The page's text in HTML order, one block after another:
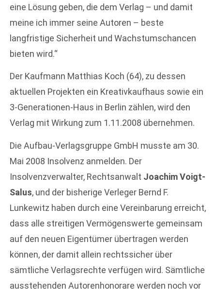
eine Lösung geben, die dem Verlag – und damit
meine ich immer seine Autoren – beste
langfristige Sicherheit und Wachstumschancen
bieten wird.“
Der Kaufmann Matthias Koch (64), zu dessen
aktuellen Projekten ein Kreativkaufhaus sowie ein
3-Generationen-Haus in Berlin zählen, wird den
Verlag mit Wirkung zum 1.11.2008 übernehmen.
Die Aufbau-Verlagsgruppe GmbH musste am 30.
Mai 2008 Insolvenz anmelden. Der
Insolvenzverwalter, Rechtsanwalt Joachim Voigt-
Salus, und der bisherige Verleger Bernd F.
Lunkewitz haben durch eine Vereinbarung erreicht,
dass alle streitigen Vermögenswerte gemeinsam
auf den neuen Eigentümer übertragen werden
können, der damit allein rechtssicher über
sämtliche Verlagsrechte verfügen wird. Sämtliche
ausstehenden Autorenhonorare werden noch vor